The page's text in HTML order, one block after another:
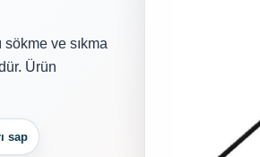
ve sıkma
Ürün
sap